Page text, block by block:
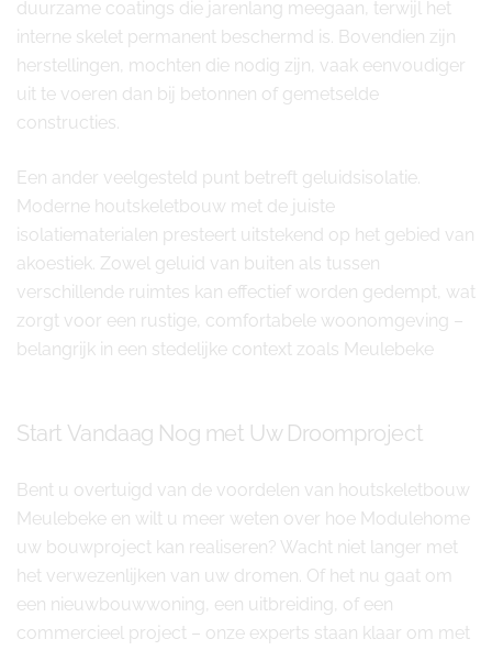
duurzame coatings die jarenlang meegaan, terwijl het
interne skelet permanent beschermd is. Bovendien zijn
herstellingen, mochten die nodig zijn, vaak eenvoudiger
uit te voeren dan bij betonnen of gemetselde
constructies.
Een ander veelgesteld punt betreft geluidsisolatie.
Moderne houtskeletbouw met de juiste
isolatiematerialen presteert uitstekend op het gebied van
akoestiek. Zowel geluid van buiten als tussen
verschillende ruimtes kan effectief worden gedempt, wat
zorgt voor een rustige, comfortabele woonomgeving –
belangrijk in een stedelijke context zoals Meulebeke
Start Vandaag Nog met Uw Droomproject
Bent u overtuigd van de voordelen van houtskeletbouw
Meulebeke en wilt u meer weten over hoe Modulehome
uw bouwproject kan realiseren? Wacht niet langer met
het verwezenlijken van uw dromen. Of het nu gaat om
een nieuwbouwwoning, een uitbreiding, of een
commercieel project – onze experts staan klaar om met